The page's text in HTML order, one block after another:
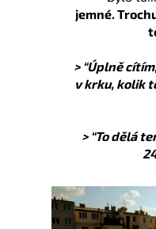
jemné.
> “Úplně
v krku, kolik
> “To dělá